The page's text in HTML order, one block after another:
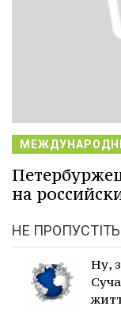
на
НЕ ПРОПУСТІТЬ
Ну,